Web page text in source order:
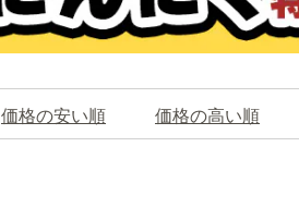
価格の安い順 価格の高い順